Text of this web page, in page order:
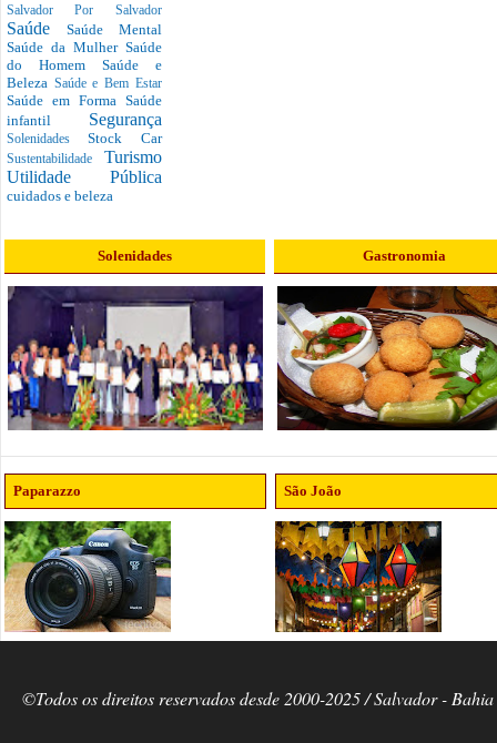
Salvador Por Salvador
Saúde Saúde Mental
Saúde da Mulher Saúde
do Homem Saúde e
Beleza Saúde e Bem Estar
Saúde em Forma Saúde
infantil Segurança
SolenidadesStock Car
Sustentabilidade Turismo
Utilidade Pública
cuidados e beleza
Solenidades Gastronomia
Paparazzo São João
©Todos os direitos reservados desde 2000-2025 / Salvador -